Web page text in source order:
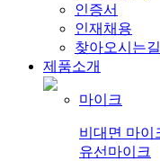
인증서
인재채용
찾아오시는길
제품소개
마이크
비대면 마이
유선마이크